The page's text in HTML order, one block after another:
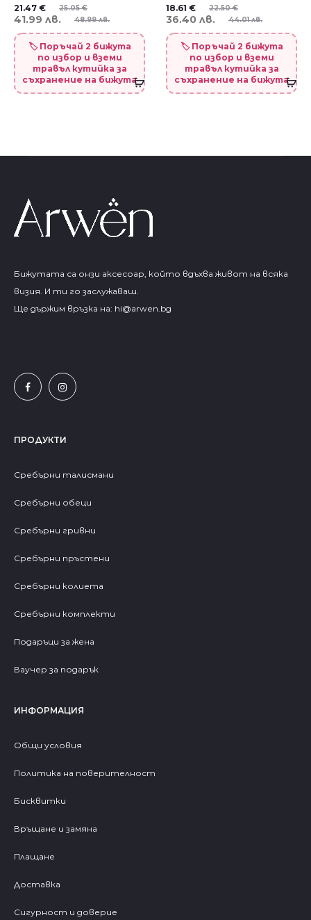
25.05€
21.47 €
48.99 лв.
41.99 лв.
🏷️ Поръчай 2 бижута
по избор и вземи
травъл кутийка за
съхранение на бижута
22.50€
18.61 €
44.01 лв.
36.40 лв.
🏷️ Поръчай 2 бижута
по избор и вземи
травъл кутийка за
съхранение на бижута
Бижутата са онзи аксесоар, който вдъхва живот на всяка
визия. И ти го заслужаваш.
Ще държим връзка на: hi@arwen.bg
ПРОДУКТИ
Сребърни талисмани
Сребърни обеци
Сребърни гривни
Сребърни пръстени
Сребърни колиета
Сребърни комплекти
Подаръци за жена
Ваучер за подарък
ИНФОРМАЦИЯ
Общи условия
Политика на поверителност
Бисквитки
Връщане и замяна
Плащане
Доставка
Сигурност и доверие